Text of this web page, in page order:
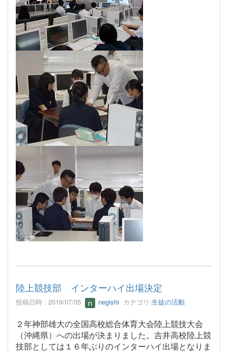
陸上競技部 インターハイ出場決定
投稿日時 : 2019/07/05 negishi カテゴリ:生徒の活動
２年神部雄大の全国高校総合体育大会陸上競技大会
（沖縄県）への出場が決まりました。吉井高校陸上競
技部としては１６年ぶりのインターハイ出場となりま